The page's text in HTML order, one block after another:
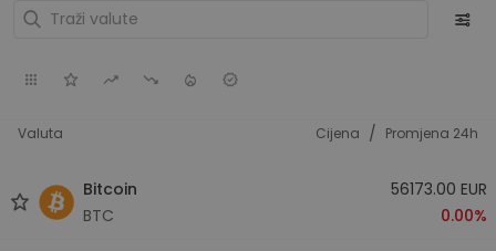
Valuta Cijena / Promjena 24h
Bitcoin
BTC
56173.00 EUR
0.00%